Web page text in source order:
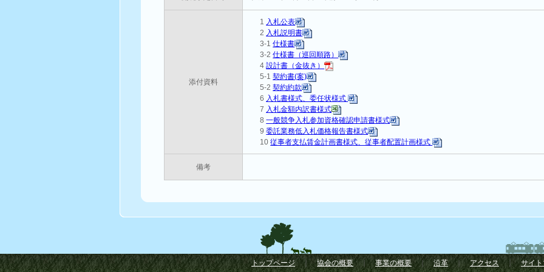
添付資料
1 入札公表
2 入札説明書
3-1仕様書
3-2仕様書（巡回順路）
4設計書（金抜き）
5-1契約書(案)
5-2契約約款
6 入札書様式、委任状様式
7 入札金額内訳書様式
8一般競争入札参加資格確認申請書様式
9委託業務低入札価格報告書様式
10従事者支払賃金計画書様式、従事者配置計画様式
備考
トップページ ｜協会の概要｜事業の概要｜ 沿革｜アクセス ｜サイ